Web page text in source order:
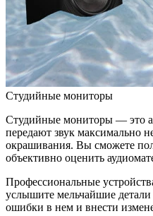
Студийные мониторы
Студийные мониторы — это
передают звук максимально
окрашивания. Вы сможете
объективно оценить
Профессиональные
услышите мельчайшие
ошибки в нем и внести